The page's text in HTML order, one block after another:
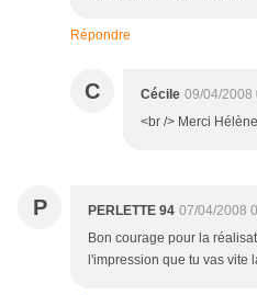
Répondre
C Cécile 09/04/2008
<br /> Merci
P PERLETTE 94 07/04/2008
Bon courage pour la
l'impression que tu vas vite